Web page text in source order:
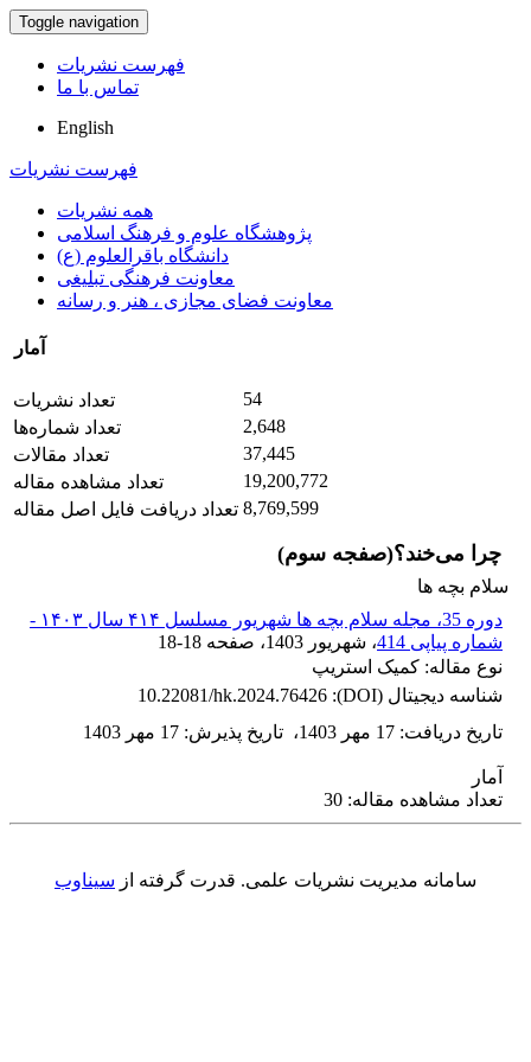
Toggle navigation
فهرست نشریات
تماس با ما
English
فهرست نشریات
همه نشریات
پژوهشگاه علوم و فرهنگ اسلامی
دانشگاه باقرالعلوم (ع)
معاونت فرهنگی تبلیغی
معاونت فضای مجازی ، هنر و رسانه
آمار
تعداد نشریات
54
تعداد شماره‌ها
2,648
تعداد مقالات
37,445
تعداد مشاهده مقاله
19,200,772
تعداد دریافت فایل اصل مقاله 8,769,599
چرا می‌خند؟(صفجه سوم)
سلام بچه ها
دوره 35، مجله سلام بچه ها شهریور مسلسل ۴۱۴ سال ۱۴۰۳ -
شماره پیاپی 414
، شهریور 1403 ، صفحه 18-18
نوع مقاله: کمیک استریپ
شناسه دیجیتال (DOI):
10.22081/hk.2024.76426
تاریخ دریافت: 17 مهر 1403 ، تاریخ پذیرش: 17 مهر 1403
آمار
تعداد مشاهده مقاله: 30
سامانه مدیریت نشریات علمی. قدرت گرفته از سیناوب